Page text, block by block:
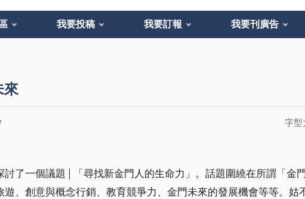
我要投稿 我要訂報 我要刊廣告
來
字型
了一個議題│「尋找新金門人的生命力」。話題圍繞在所謂「金
、創意與概念行銷、教育競爭力、金門未來的發展機會等等。